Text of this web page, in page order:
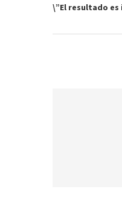
\”El resultado es